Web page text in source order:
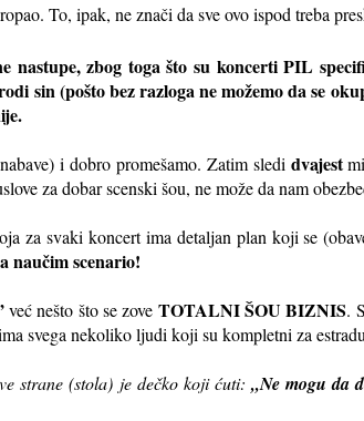
To, ipak, ne znači da sve ovo ispod treba
zbog toga što su koncerti PIL
sin (pošto bez razloga ne možemo da se
i dobro promešamo. Zatim sledi dvajest
za dobar scenski šou, ne može da nam
za svaki koncert ima detaljan plan koji se
naučim scenario!
već nešto što se zove TOTALNI ŠOU BIZNIS.
svega nekoliko ljudi koji su kompletni za
strane (stola) je dečko koji ćuti: ,,Ne mogu da